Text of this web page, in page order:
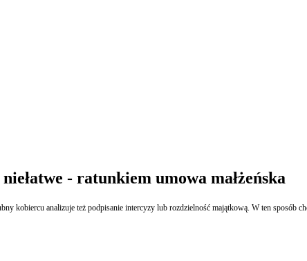
- ratunkiem umowa małżeńska
kobiercu analizuje też podpisanie intercyzy lub rozdzielność majątkową. W ten sposób